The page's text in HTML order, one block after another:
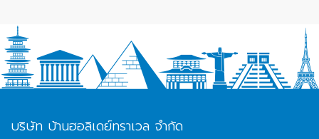
บริษัท บ้านฮอลิเดย์ทราเวล จำกัด